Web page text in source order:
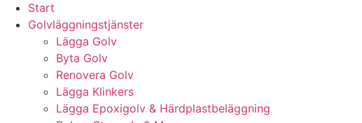
Start
Golvläggningstjänster
Lägga Golv
Byta Golv
Renovera Golv
Lägga Klinkers
Lägga Epoxigolv & Härdplastbeläggning